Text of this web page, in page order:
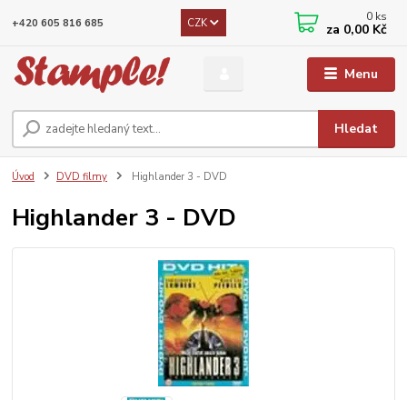
Menu
CZK
Hledat
+420 605 816 685 0 ks
za 0,00 Kč
Úvod DVD filmy Highlander 3 - DVD
Highlander 3 - DVD